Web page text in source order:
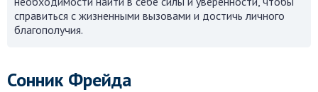
справиться с жизненными вызовами и достичь личного
благополучия.
Сонник Фрейда